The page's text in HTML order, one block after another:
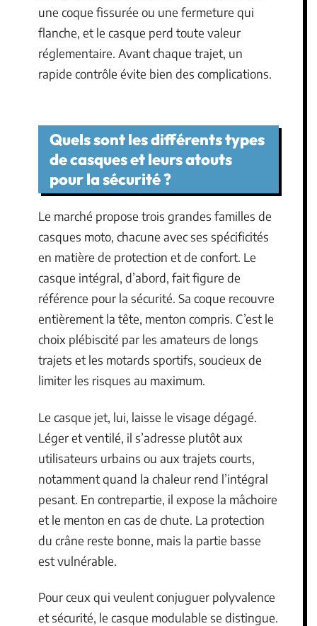
une coque fissurée ou une fermeture qui
flanche, et le casque perd toute valeur
réglementaire. Avant chaque trajet, un
rapide contrôle évite bien des complications.
Quels sont les différents types
de casques et leurs atouts
pour la sécurité ?
Le marché propose trois grandes familles de
casques moto, chacune avec ses spécificités
en matière de protection et de confort. Le
casque intégral, d’abord, fait figure de
référence pour la sécurité. Sa coque recouvre
entièrement la tête, menton compris. C’est le
choix plébiscité par les amateurs de longs
trajets et les motards sportifs, soucieux de
limiter les risques au maximum.
Le casque jet, lui, laisse le visage dégagé.
Léger et ventilé, il s’adresse plutôt aux
utilisateurs urbains ou aux trajets courts,
notamment quand la chaleur rend l’intégral
pesant. En contrepartie, il expose la mâchoire
et le menton en cas de chute. La protection
du crâne reste bonne, mais la partie basse
est vulnérable.
Pour ceux qui veulent conjuguer polyvalence
et sécurité, le casque modulable se distingue.